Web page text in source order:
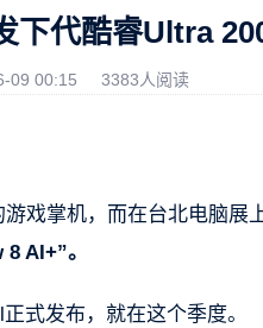
下代酷睿Ultra
09 00:15 3383人阅读
戏掌机，而在台北电脑展上
AI+”。
式发布，就在这个季度。